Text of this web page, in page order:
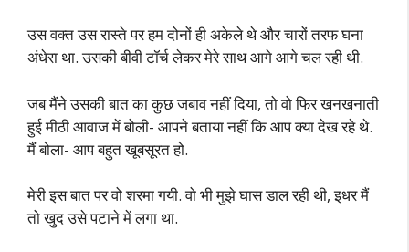
उस वक्त उस रास्ते पर हम दोनों ही अकेले थे और चारों तरफ घना
अंधेरा था. उसकी बीवी टॉर्च लेकर मेरे साथ आगे आगे चल रही थी.
जब मैंने उसकी बात का कुछ जबाव नहीं दिया, तो वो फिर खनखनाती
हुई मीठी आवाज में बोली- आपने बताया नहीं कि आप क्या देख रहे थे.
मैं बोला- आप बहुत खूबसूरत हो.
मेरी इस बात पर वो शरमा गयी. वो भी मुझे घास डाल रही थी, इधर मैं
तो खुद उसे पटाने में लगा था.